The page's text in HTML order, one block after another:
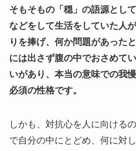
そもそもの「穏」の語源とし
などをして生活をしていた人
りを捧げ、何か問題があった
には出さず腹の中でおさめて
いがあり、本当の意味での我
必須の性格です。
しかも、対抗心を人に向ける
で自分の中にとどめ、何に対